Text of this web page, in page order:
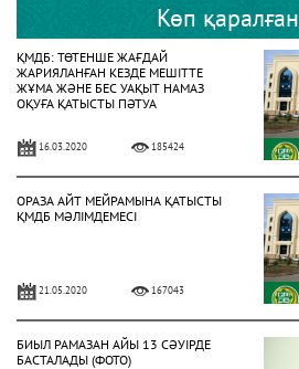
Көп
ҚМДБ: ТӨТЕНШЕ ЖАҒДАЙ
ЖАРИЯЛАНҒАН КЕЗДЕ МЕШІТТЕ
ЖҰМА ЖӘНЕ БЕС УАҚЫТ НАМАЗ
ОҚУҒА ҚАТЫСТЫ ПӘТУА
16.03.2020 185424
ОРАЗА АЙТ МЕЙРАМЫНА ҚАТЫСТЫ
ҚМДБ МӘЛІМДЕМЕСІ
21.05.2020 167043
БИЫЛ РАМАЗАН АЙЫ 13 СӘУІРДЕ
БАСТАЛАДЫ (ФОТО)